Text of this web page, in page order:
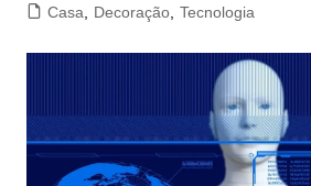
Casa Decoração, Tecnologia